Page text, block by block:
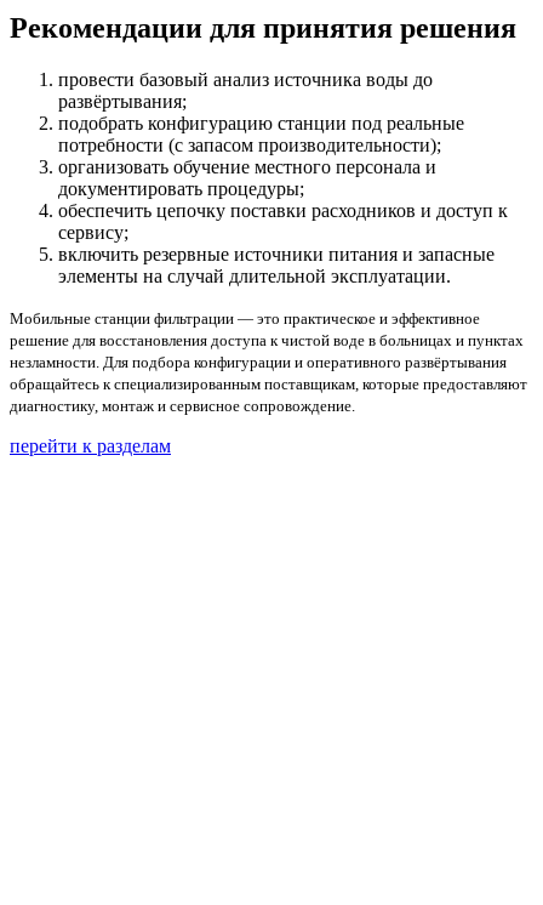
Рекомендации для принятия решения
провести базовый анализ источника воды до
развёртывания;
подобрать конфигурацию станции под реальные
потребности (с запасом производительности);
организовать обучение местного персонала и
документировать процедуры;
обеспечить цепочку поставки расходников и доступ к
сервису;
включить резервные источники питания и запасные
элементы на случай длительной эксплуатации.
Мобильные станции фильтрации — это практическое и эффективное
решение для восстановления доступа к чистой воде в больницах и пунктах
незламности. Для подбора конфигурации и оперативного развёртывания
обращайтесь к специализированным поставщикам, которые предоставляют
диагностику, монтаж и сервисное сопровождение.
перейти к разделам